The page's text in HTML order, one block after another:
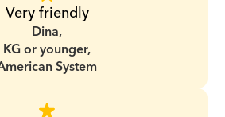
Very friendly
Dina,
KG or younger,
System